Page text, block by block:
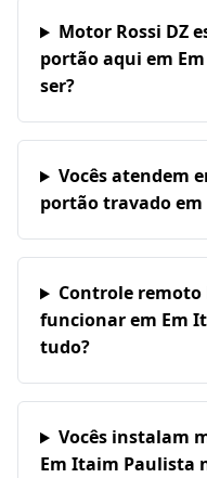
Motor Rossi DZ
portão aqui em
ser?
Vocês atendem
portão travado
Controle remoto
funcionar em Em
tudo?
Vocês instalam
Em Itaim Paulista